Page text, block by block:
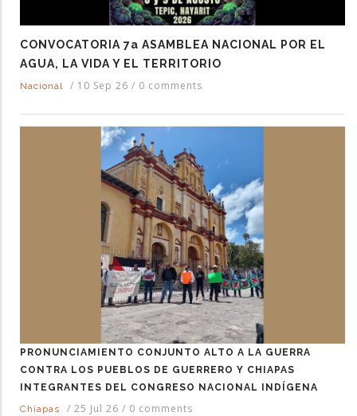
CONVOCATORIA 7a ASAMBLEA NACIONAL POR EL
AGUA, LA VIDA Y EL TERRITORIO
Nacional / 10 Sep 26 / 0 comments
PRONUNCIAMIENTO CONJUNTO ALTO A LA GUERRA
CONTRA LOS PUEBLOS DE GUERRERO Y CHIAPAS
INTEGRANTES DEL CONGRESO NACIONAL INDÍGENA
Chiapas
/ 25 Jul 26 / 0 comments